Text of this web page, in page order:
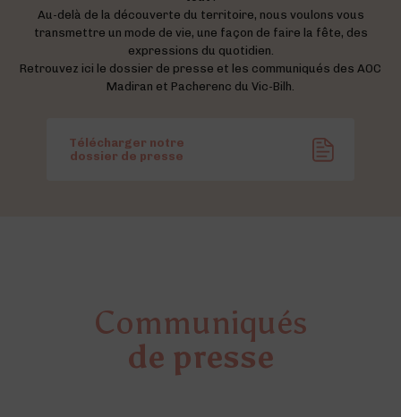
Au-delà de la découverte du territoire, nous voulons vous
transmettre un mode de vie, une façon de faire la fête, des
expressions du quotidien.
Retrouvez ici le dossier de presse et les communiqués des AOC
Madiran et Pacherenc du Vic-Bilh.
Télécharger notre
dossier de presse
Communiqués
de presse